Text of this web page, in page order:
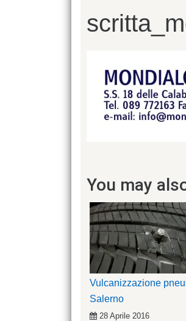
You may
Vulcanizzazione
Salerno
28 Aprile 2016